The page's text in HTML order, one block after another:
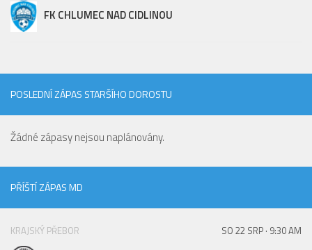
Mladší přípravka
Vzkazy
FK CHLUMEC NAD CIDLINOU
POSLEDNÍ ZÁPAS STARŠÍHO DOROSTU
Žádné zápasy nejsou naplánovány.
PŘÍŠTÍ ZÁPAS MD
KRAJSKÝ PŘEBOR SO 22 SRP · 9:30 AM